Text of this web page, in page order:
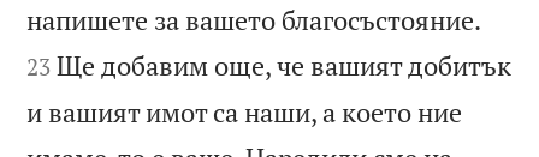
напишете за вашето благосъстояние.
23 Ще добавим още, че вашият добитък
и вашият имот са наши, а което ние